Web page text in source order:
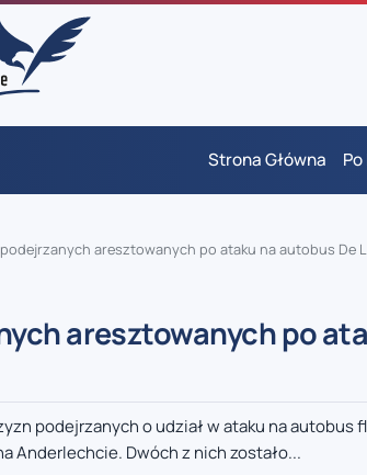
Strona Główna
aresztowanych po ataku na autobus De
aresztowanych po
podejrzanych o udział w ataku na
Anderlechcie. Dwóch z nich zostało...